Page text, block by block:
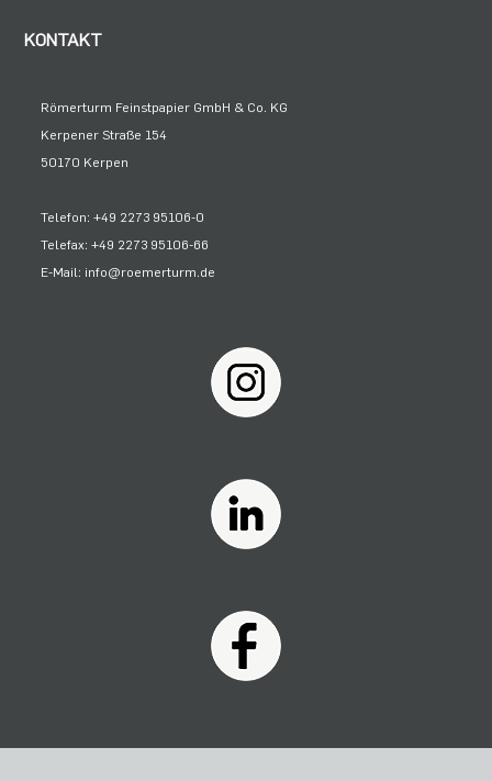
KONTAKT
Römerturm Feinstpapier GmbH & Co. KG
Kerpener Straße 154
50170 Kerpen
Telefon: +49 2273 95106-0
Telefax: +49 2273 95106-66
E-Mail: info@roemerturm.de